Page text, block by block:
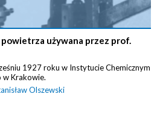
używana przez prof.
1927 roku w Instytucie Chemicznym
w Krakowie.
Olszewski